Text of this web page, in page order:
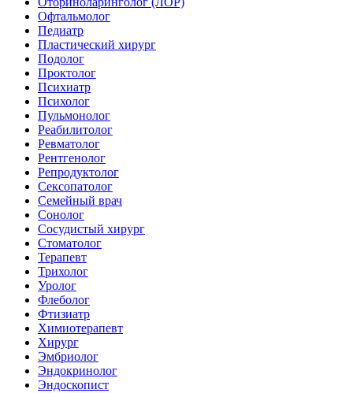
Офтальмолог
Педиатр
Пластический хирург
Подолог
Проктолог
Психиатр
Психолог
Пульмонолог
Реабилитолог
Ревматолог
Рентгенолог
Репродуктолог
Сексопатолог
Семейный врач
Сонолог
Сосудистый хирург
Стоматолог
Терапевт
Трихолог
Уролог
Флеболог
Фтизиатр
Химиотерапевт
Хирург
Эмбриолог
Эндокринолог
Эндоскопист